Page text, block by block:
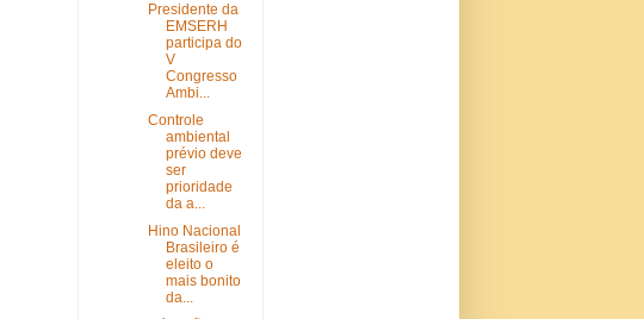
Presidente da
EMSERH
participa do
V
Congresso
Ambi...
Controle
ambiental
prévio deve
ser
prioridade
da a...
Hino Nacional
Brasileiro é
eleito o
mais bonito
da...